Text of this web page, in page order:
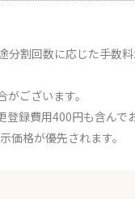
割回数に応じた手数料
ございます。
録費用400円も含んで
価格が優先されます。